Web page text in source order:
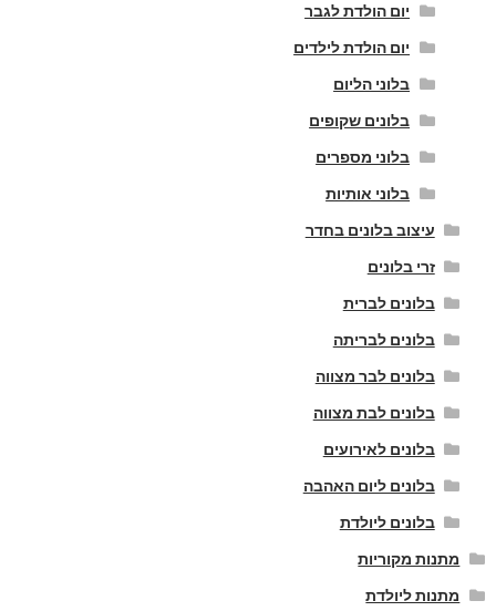
יום הולדת לגבר
יום הולדת לילדים
בלוני הליום
בלונים שקופים
בלוני מספרים
בלוני אותיות
עיצוב בלונים בחדר
זרי בלונים
בלונים לברית
בלונים לבריתה
בלונים לבר מצווה
בלונים לבת מצווה
בלונים לאירועים
בלונים ליום האהבה
בלונים ליולדת
מתנות מקוריות
מתנות ליולדת